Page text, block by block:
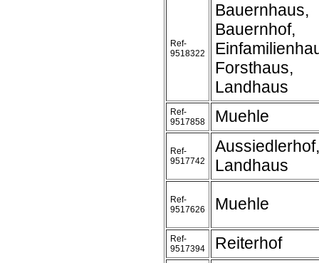
Ref-
9518322
Bauernhaus,
Bauernhof,
Forsthaus,
Landhaus
Ref-
9517858
Muehle
Ref-
9517742
Aussiedlerhof,
Landhaus
Ref-
9517626
Muehle
Ref-
9517394
Reiterhof